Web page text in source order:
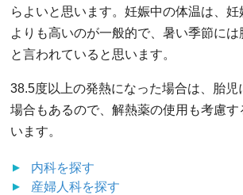
らよいと思います。妊娠中の体温は、妊
よりも高いのが一般的で、暑い季節に
と言われていると思います。
38.5度以上の発熱になった場合は、胎児
場合もあるので、解熱薬の使用も考慮す
います。
内科を探す
産婦人科を探す